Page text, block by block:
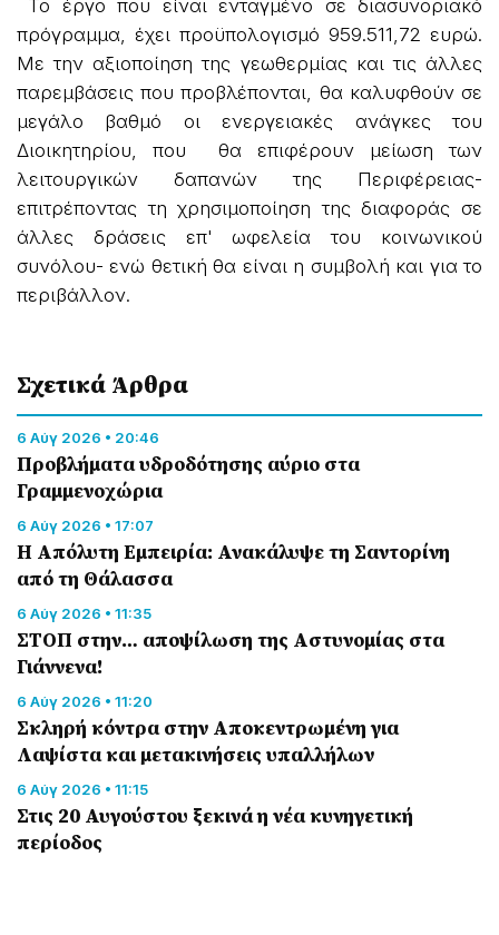
Το έργο που είναι ενταγμένο σε διασυνοριακό
πρόγραμμα, έχει προϋπολογισμό 959.511,72 ευρώ.
Με την αξιοποίηση της γεωθερμίας και τις άλλες
παρεμβάσεις που προβλέπονται, θα καλυφθούν σε
μεγάλο βαθμό οι ενεργειακές ανάγκες του
Διοικητηρίου, που θα επιφέρουν μείωση των
λειτουργικών δαπανών της Περιφέρειας-
επιτρέποντας τη χρησιμοποίηση της διαφοράς σε
άλλες δράσεις επ' ωφελεία του κοινωνικού
συνόλου- ενώ θετική θα είναι η συμβολή και για το
περιβάλλον.
Σχετικά Άρθρα
6 Αύγ 2026 • 20:46
Προβλήματα υδροδότησης αύριο στα
Γραμμενοχώρια
6 Αύγ 2026 • 17:07
Η Απόλυτη Εμπειρία: Ανακάλυψε τη Σαντορίνη
από τη Θάλασσα
6 Αύγ 2026 • 11:35
ΣΤΟΠ στην… αποψίλωση της Αστυνομίας στα
Γιάννενα!
6 Αύγ 2026 • 11:20
Σκληρή κόντρα στην Αποκεντρωμένη για
Λαψίστα και μετακινήσεις υπαλλήλων
6 Αύγ 2026 • 11:15
Στις 20 Αυγούστου ξεκινά η νέα κυνηγετική
περίοδος